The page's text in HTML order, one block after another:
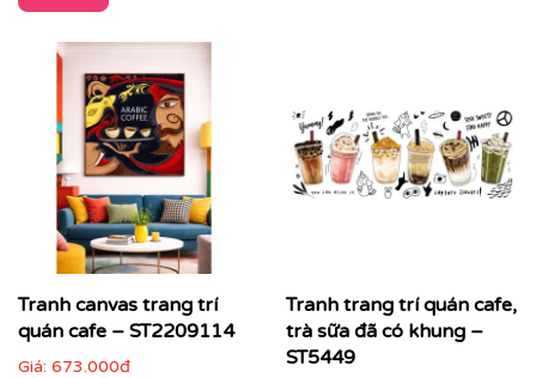
Tranh canvas trang trí
quán cafe – ST2209114
Giá: 673.000đ
Tranh trang trí quán cafe,
trà sữa đã có khung –
ST5449